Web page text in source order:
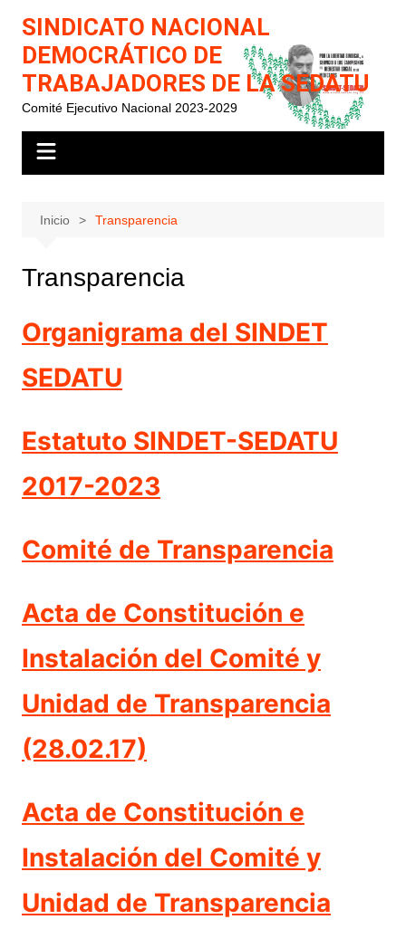
contenido
SINDICATO NACIONAL
DEMOCRÁTICO DE
TRABAJADORES DE LA SEDATU
Comité Ejecutivo Nacional 2023-2029
Inicio Transparencia
Transparencia
Organigrama del SINDET
SEDATU
Estatuto SINDET-SEDATU
2017-2023
Comité de Transparencia
Acta de Constitución e
Instalación del Comité y
Unidad de Transparencia
(28.02.17)
Acta de Constitución e
Instalación del Comité y
Unidad de Transparencia